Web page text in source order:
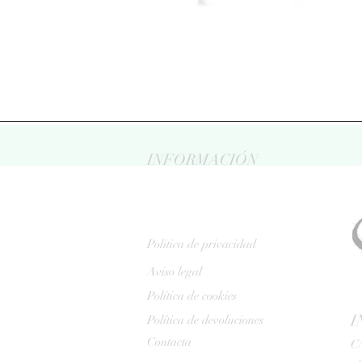
INFORMACIÓN
Politica de privacidad
Aviso legal
Política de cookies
Política de devoluciones
Contacta